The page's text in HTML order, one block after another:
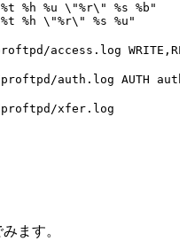
%h %u \"%r\" %s %b"
%h \"%r\" %s %u"
access.log
auth.log AUTH auth
proftpd/xfer.log
ます。